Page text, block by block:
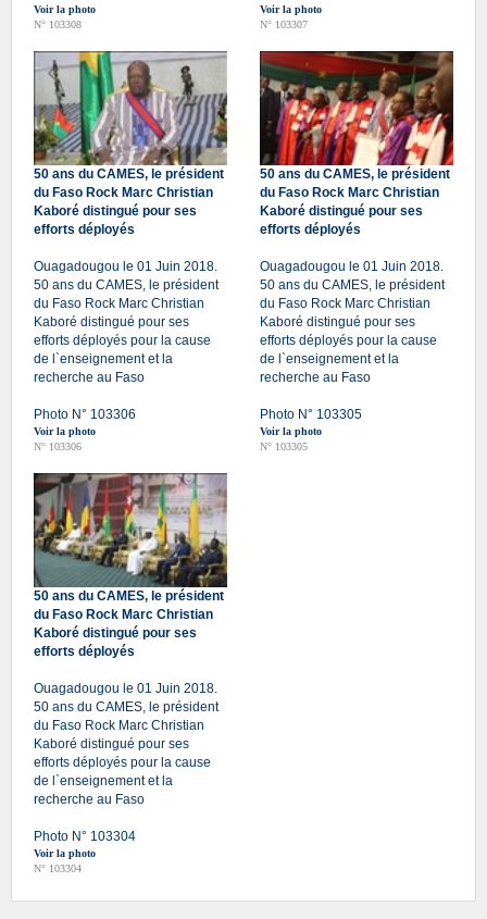
Voir la photo
N° 103308
Voir la photo
N° 103307
50 ans du CAMES, le président
du Faso Rock Marc Christian
Kaboré distingué pour ses
efforts déployés
Ouagadougou le 01 Juin 2018.
50 ans du CAMES, le président
du Faso Rock Marc Christian
Kaboré distingué pour ses
efforts déployés pour la cause
de l`enseignement et la
recherche au Faso
Photo N° 103306
Voir la photo
N° 103306
50 ans du CAMES, le président
du Faso Rock Marc Christian
Kaboré distingué pour ses
efforts déployés
Ouagadougou le 01 Juin 2018.
50 ans du CAMES, le président
du Faso Rock Marc Christian
Kaboré distingué pour ses
efforts déployés pour la cause
de l`enseignement et la
recherche au Faso
Photo N° 103305
Voir la photo
N° 103305
50 ans du CAMES, le président
du Faso Rock Marc Christian
Kaboré distingué pour ses
efforts déployés
Ouagadougou le 01 Juin 2018.
50 ans du CAMES, le président
du Faso Rock Marc Christian
Kaboré distingué pour ses
efforts déployés pour la cause
de l`enseignement et la
recherche au Faso
Photo N° 103304
Voir la photo
N° 103304